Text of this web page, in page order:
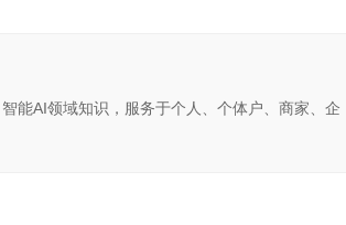
能AI领域知识，服务于个人、个体户、商家、企